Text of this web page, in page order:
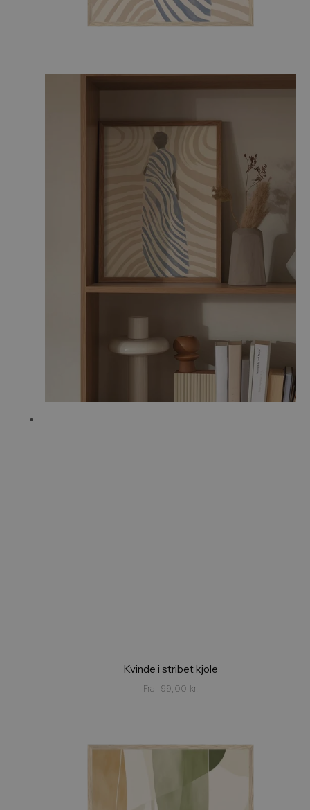
Kvinde i stribet kjole
Fra 99,00 kr.